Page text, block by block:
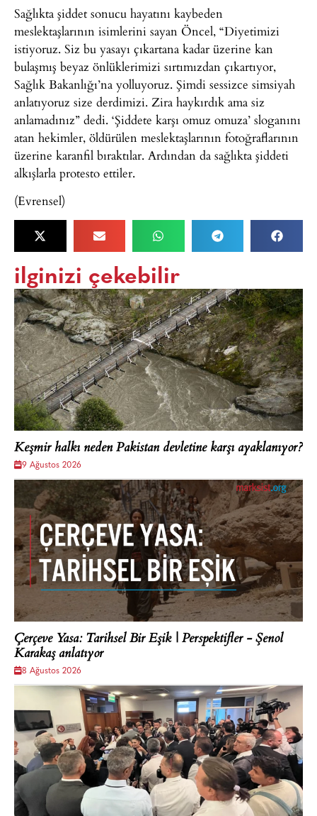
Sağlıkta şiddet sonucu hayatını kaybeden
meslektaşlarının isimlerini sayan Öncel, “Diyetimizi
istiyoruz. Siz bu yasayı çıkartana kadar üzerine kan
bulaşmış beyaz önlüklerimizi sırtımızdan çıkartıyor,
Sağlık Bakanlığı’na yolluyoruz. Şimdi sessizce simsiyah
anlatıyoruz size derdimizi. Zira haykırdık ama siz
anlamadınız” dedi. ‘Şiddete karşı omuz omuza’ sloganını
atan hekimler, öldürülen meslektaşlarının fotoğraflarının
üzerine karanfil bıraktılar. Ardından da sağlıkta şiddeti
alkışlarla protesto ettiler.
(Evrensel)
ilginizi çekebilir
Keşmir halkı neden Pakistan devletine karşı ayaklanıyor?
9 Ağustos 2026
Çerçeve Yasa: Tarihsel Bir Eşik | Perspektifler - Şenol
Karakaş anlatıyor
8 Ağustos 2026